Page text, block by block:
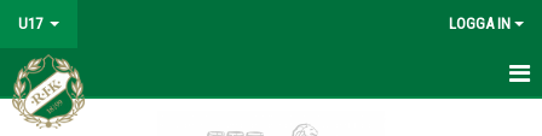
U17 LOGGA IN
HEM